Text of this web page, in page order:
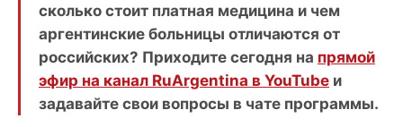
сколько стоит платная медицина и чем
аргентинские больницы отличаются от
российских? Приходите сегодня на прямой
эфир на канал RuArgentina в YouTube и
задавайте свои вопросы в чате программы.